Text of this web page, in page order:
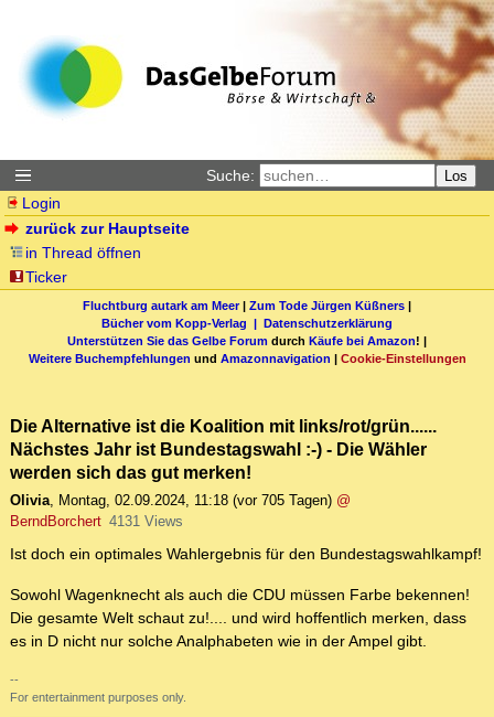
Suche: Los
Login
zurück zur Hauptseite
in Thread öffnen
Ticker
Fluchtburg autark am Meer| Zum Tode Jürgen Küßners |
Bücher vom Kopp-Verlag | Datenschutzerklärung
Unterstützen Sie das Gelbe Forum durch Käufe bei Amazon! |
Weitere Buchempfehlungen und Amazonnavigation | Cookie-Einstellungen
Die Alternative ist die Koalition mit links/rot/grün......
Nächstes Jahr ist Bundestagswahl :-) - Die Wähler
werden sich das gut merken!
Olivia, Montag, 02.09.2024, 11:18 (vor 705 Tagen) @
BerndBorchert 4131 Views
Ist doch ein optimales Wahlergebnis für den Bundestagswahlkampf!
Sowohl Wagenknecht als auch die CDU müssen Farbe bekennen!
Die gesamte Welt schaut zu!.... und wird hoffentlich merken, dass
es in D nicht nur solche Analphabeten wie in der Ampel gibt.
--
For entertainment purposes only.